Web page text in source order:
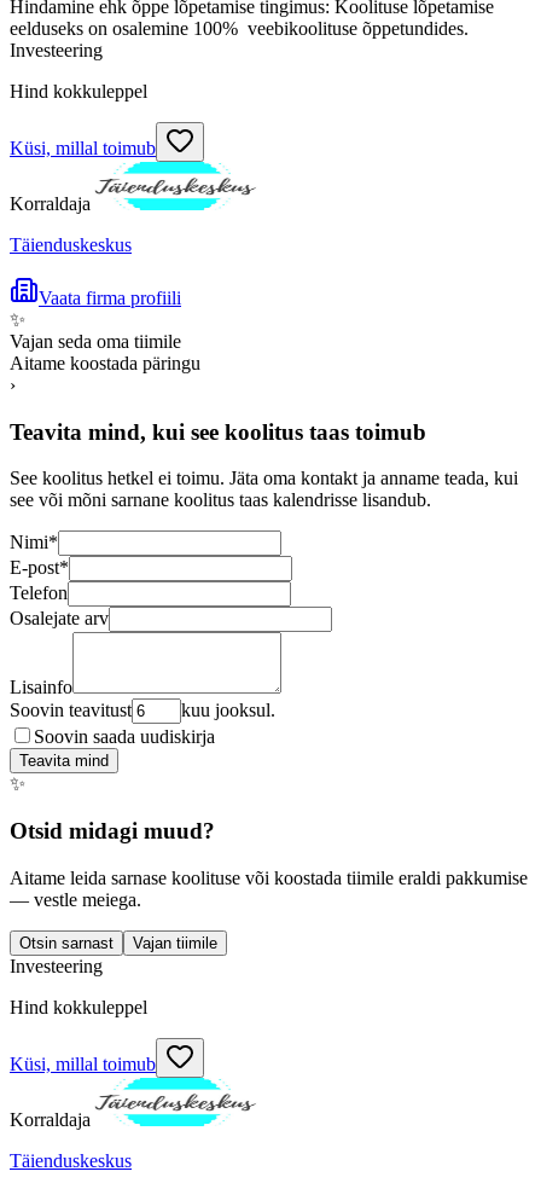
Hindamine ehk õppe lõpetamise tingimus: Koolituse lõpetamise
eelduseks on osalemine 100% veebikoolituse õppetundides.
Investeering
Hind kokkuleppel
Küsi, millal toimub
Korraldaja
Täienduskeskus
Vaata firma profiili
✨
Vajan seda oma tiimile
Aitame koostada päringu
›
Teavita mind, kui see koolitus taas toimub
See koolitus hetkel ei toimu. Jäta oma kontakt ja anname teada, kui
see või mõni sarnane koolitus taas kalendrisse lisandub.
Nimi*
E-post*
Telefon
Osalejate arv
Lisainfo
Soovin teavitust
kuu jooksul.
Soovin saada uudiskirja
Teavita mind
✨
Otsid midagi muud?
Aitame leida sarnase koolituse või koostada tiimile eraldi pakkumise
— vestle meiega.
Otsin sarnast Vajan tiimile
Investeering
Hind kokkuleppel
Küsi, millal toimub
Korraldaja
Täienduskeskus